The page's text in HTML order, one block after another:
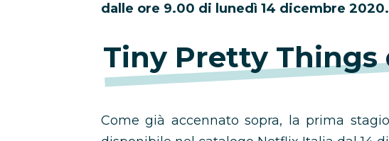
dalle ore 9.00 di lunedì 14 dicembre 2020.
Tiny Pretty Things
Come già accennato sopra, la prima